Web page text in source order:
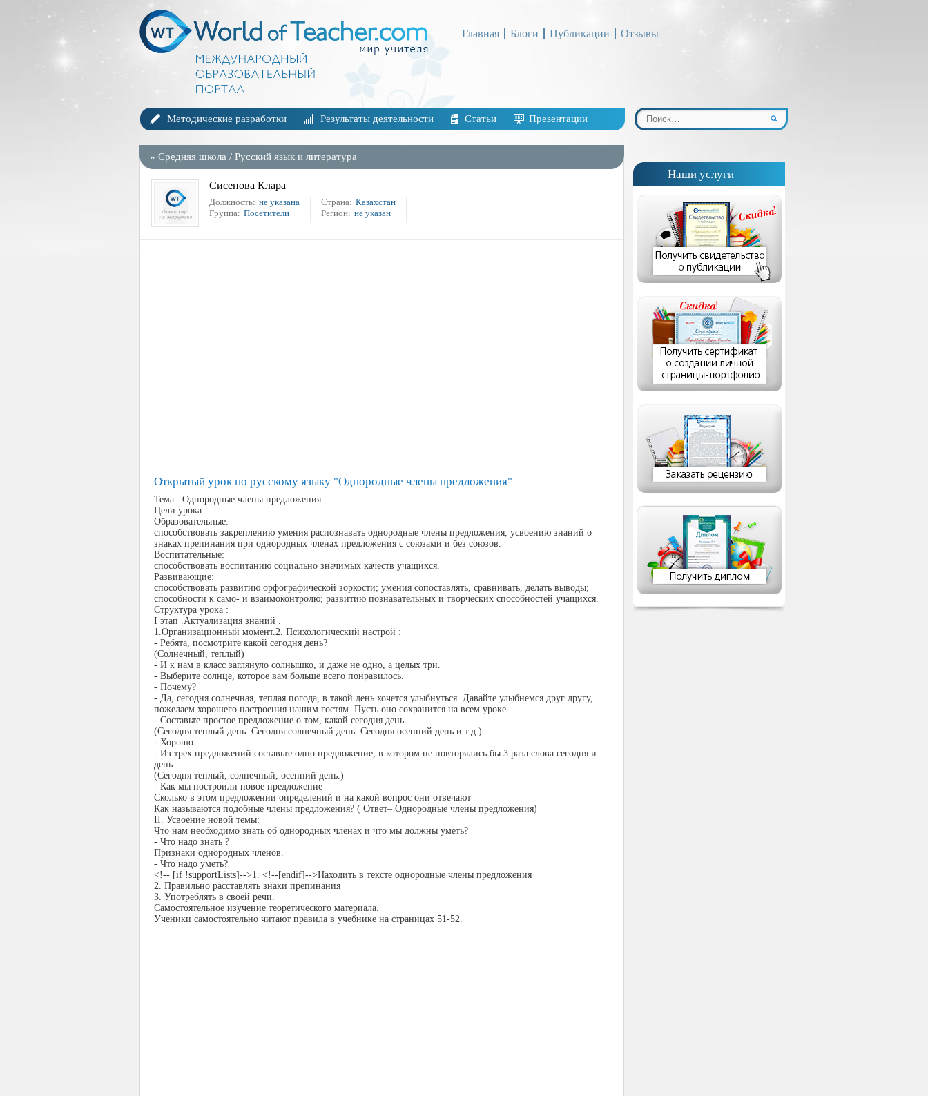
Главная Блоги Публикации Отзывы
Методические разработки Результаты деятельности Статьи Презентации
» Средняя школа / Русский язык и литература
Сисенова Клара
Должность: не указана
Группа: Посетители
Страна: Казахстан
Регион: не указан
Открытый урок по русскому языку "Однородные члены предложения"
Тема : Однородные члены предложения .
Цели урока:
Образовательные:
способствовать закреплению умения распознавать однородные члены предложения, усвоению знаний о
знаках препинания при однородных членах предложения с союзами и без союзов.
Воспитательные:
способствовать воспитанию социально значимых качеств учащихся.
Развивающие:
способствовать развитию орфографической зоркости; умения сопоставлять, сравнивать, делать выводы;
способности к само- и взаимоконтролю; развитию познавательных и творческих способностей учащихся.
Структура урока :
І этап .Актуализация знаний .
1.Организационный момент.2. Психологический настрой :
- Ребята, посмотрите какой сегодня день?
(Солнечный, теплый)
- И к нам в класс заглянуло солнышко, и даже не одно, а целых три.
- Выберите солнце, которое вам больше всего понравилось.
- Почему?
- Да, сегодня солнечная, теплая погода, в такой день хочется улыбнуться. Давайте улыбнемся друг другу,
пожелаем хорошего настроения нашим гостям. Пусть оно сохранится на всем уроке.
- Составьте простое предложение о том, какой сегодня день.
(Сегодня теплый день. Сегодня солнечный день. Сегодня осенний день и т.д.)
- Хорошо.
- Из трех предложений составьте одно предложение, в котором не повторялись бы 3 раза слова сегодня и
день.
(Сегодня теплый, солнечный, осенний день.)
- Как мы построили новое предложение
Сколько в этом предложении определений и на какой вопрос они отвечают
Как называются подобные члены предложения? ( Ответ– Однородные члены предложения)
ІІ. Усвоение новой темы:
Что нам необходимо знать об однородных членах и что мы должны уметь?
- Что надо знать ?
Признаки однородных членов.
- Что надо уметь?
<!-- [if !supportLists]-->1. <!--[endif]-->Находить в тексте однородные члены предложения
2. Правильно расставлять знаки препинания
3. Употреблять в своей речи.
Самостоятельное изучение теоретического материала.
Ученики самостоятельно читают правила в учебнике на страницах 51-52.
Наши услуги